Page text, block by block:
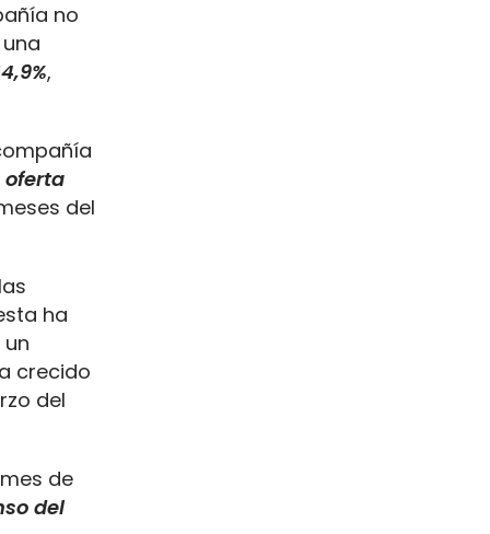
no
,
oferta
del
ha
crecido
del
de
del